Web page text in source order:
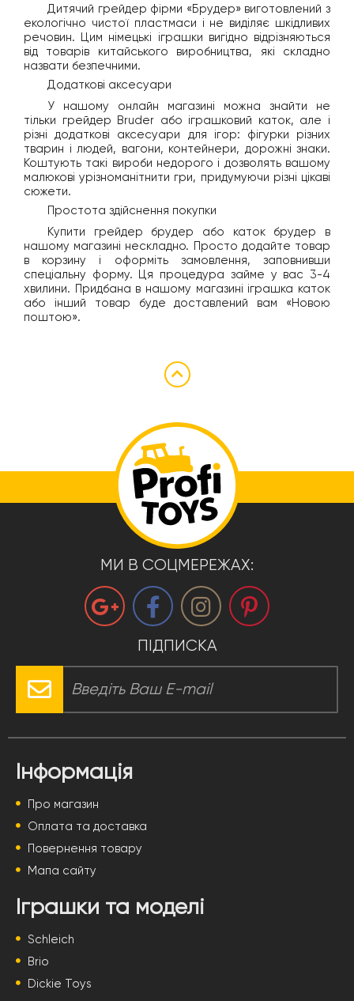
Дитячий грейдер фірми «Брудер» виготовлений з
екологічно чистої пластмаси і не виділяє шкідливих
речовин. Цим німецькі іграшки вигідно відрізняються
від товарів китайського виробництва, які складно
назвати безпечними.
Додаткові аксесуари
У нашому онлайн магазині можна знайти не
тільки грейдер Bruder або іграшковий каток, але і
різні додаткові аксесуари для ігор: фігурки різних
тварин і людей, вагони, контейнери, дорожні знаки.
Коштують такі вироби недорого і дозволять вашому
малюкові урізноманітнити гри, придумуючи різні цікаві
сюжети.
Простота здійснення покупки
Купити грейдер брудер або каток брудер в
нашому магазині нескладно. Просто додайте товар
в корзину і оформіть замовлення, заповнивши
спеціальну форму. Ця процедура займе у вас 3-4
хвилини. Придбана в нашому магазині іграшка каток
або інший товар буде доставлений вам «Новою
поштою».
МИ В СОЦМЕРЕЖАХ:
ПІДПИСКА
Інформація
Про магазин
Оплата та доставка
Повернення товару
Мапа сайту
Іграшки та моделі
Schleich
Brio
Dickie Toys